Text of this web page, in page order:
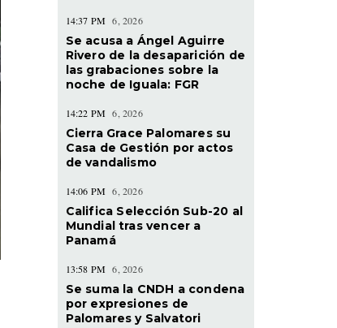
14:37 PM 6, 2026
Se acusa a Ángel Aguirre
Rivero de la desaparición de
las grabaciones sobre la
noche de Iguala: FGR
14:22 PM 6, 2026
Cierra Grace Palomares su
Casa de Gestión por actos
de vandalismo
14:06 PM 6, 2026
Califica Selección Sub-20 al
Mundial tras vencer a
Panamá
13:58 PM 6, 2026
Se suma la CNDH a condena
por expresiones de
Palomares y Salvatori